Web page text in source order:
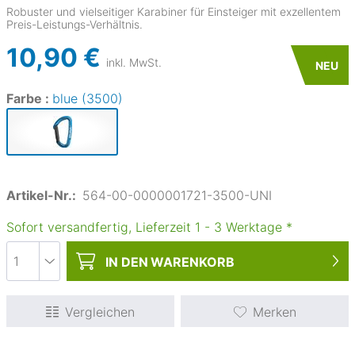
Robuster und vielseitiger Karabiner für Einsteiger mit exzellentem
Preis-Leistungs-Verhältnis.
10,90 € inkl. MwSt. NEU
Farbe : blue (3500)
Artikel-Nr.: 564-00-0000001721-3500-UNI
Sofort versandfertig, Lieferzeit 1 - 3 Werktage *
IN DEN WARENKORB
Vergleichen Merken